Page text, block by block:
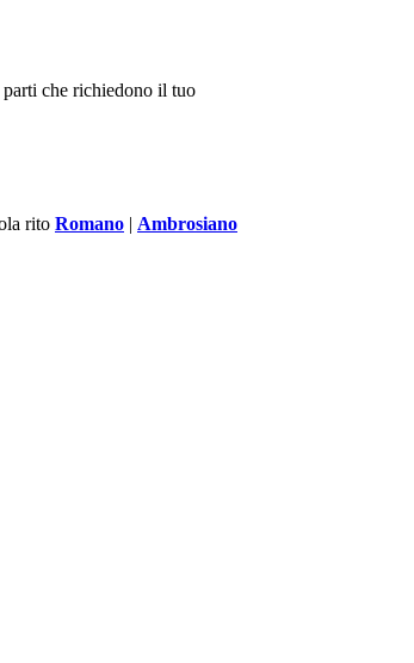
che richiedono il tuo
rito Romano | Ambrosiano